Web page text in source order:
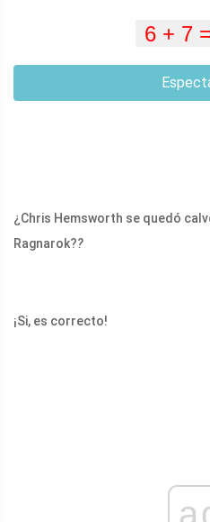
¿Chris Hemsworth se quedó
Ragnarok??
¡Si, es correcto!